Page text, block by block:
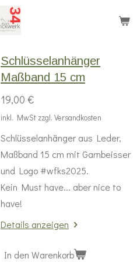
Schlüsselanhänger
Maßband 15 cm
19,00 €
inkl. MwSt zzgl. Versandkosten
Schlüsselanhänger aus Leder,
Maßband 15 cm mit Garnbeisser
und Logo #wfks2025.
Kein Must have... aber nice to
have!
Details anzeigen
In den Warenkorb